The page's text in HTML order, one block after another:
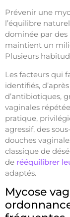
Prévenir une
l’équilibre
dominée par des
maintient un
Plusieurs
Les facteurs qui
identifiés,
d’antibiotiques,
vaginales
pratique,
agressif, des
douches
classique de
de rééquilibrer
adaptés.
Mycose